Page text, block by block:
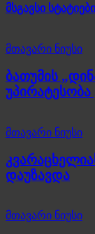
მსგავსი სტატიები
მთავარი ნიუსი
ბათუმის
უპირატესობა
მთავარი ნიუსი
დაუზავდა
მთავარი ნიუსი